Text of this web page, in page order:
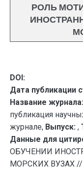
РОЛЬ
DOI:
Дата публикации
Название журнала:
публикация
журнале, Выпуск: ,
Данные для
ОБУЧЕНИИ
МОРСКИХ ВУЗАХ //